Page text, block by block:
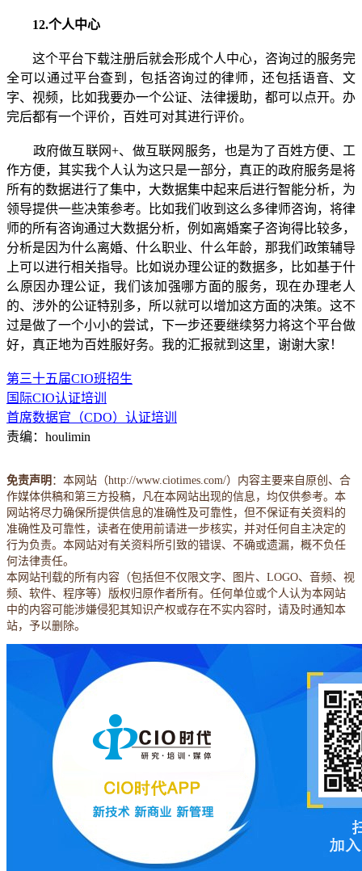
12.个人中心
这个平台下载注册后就会形成个人中心，咨询过的服务完
全可以通过平台查到，包括咨询过的律师，还包括语音、文
字、视频，比如我要办一个公证、法律援助，都可以点开。办
完后都有一个评价，百姓可对其进行评价。
政府做互联网+、做互联网服务，也是为了百姓方便、工
作方便，其实我个人认为这只是一部分，真正的政府服务是将
所有的数据进行了集中，大数据集中起来后进行智能分析，为
领导提供一些决策参考。比如我们收到这么多律师咨询，将律
师的所有咨询通过大数据分析，例如离婚案子咨询得比较多，
分析是因为什么离婚、什么职业、什么年龄，那我们政策辅导
上可以进行相关指导。比如说办理公证的数据多，比如基于什
么原因办理公证，我们该加强哪方面的服务，现在办理老人
的、涉外的公证特别多，所以就可以增加这方面的决策。这不
过是做了一个小小的尝试，下一步还要继续努力将这个平台做
好，真正地为百姓服好务。我的汇报就到这里，谢谢大家！
第三十五届CIO班招生
国际CIO认证培训
首席数据官（CDO）认证培训
责编：houlimin
免责声明 ：本网站（http://www.ciotimes.com/）内容主要来自原创、合
作媒体供稿和第三方投稿，凡在本网站出现的信息，均仅供参考。本
网站将尽力确保所提供信息的准确性及可靠性，但不保证有关资料的
准确性及可靠性，读者在使用前请进一步核实，并对任何自主决定的
行为负责。本网站对有关资料所引致的错误、不确或遗漏，概不负任
何法律责任。
本网站刊载的所有内容（包括但不仅限文字、图片、LOGO、音频、视
频、软件、程序等）版权归原作者所有。任何单位或个人认为本网站
中的内容可能涉嫌侵犯其知识产权或存在不实内容时，请及时通知本
站，予以删除。